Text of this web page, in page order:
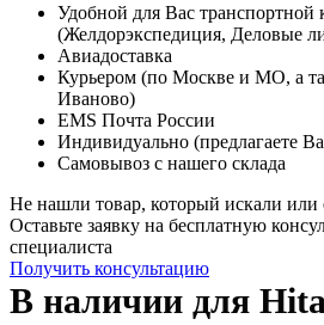
Удобной для Вас транспортной
(Желдорэкспедиция, Деловые
Авиадоставка
Курьером (по Москве и МО, а
Иваново)
EMS Почта России
Индивидуально (предлагаете
Самовывоз с нашего склада
Не нашли товар, который искали или
Оставьте заявку на бесплатную
специалиста
Получить консультацию
В наличии для